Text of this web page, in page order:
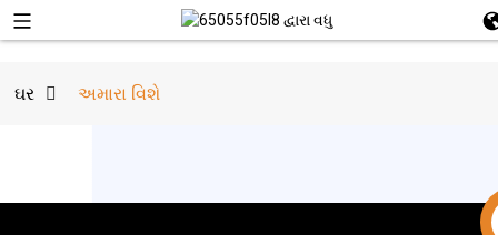
ઘર અમારા વિશે